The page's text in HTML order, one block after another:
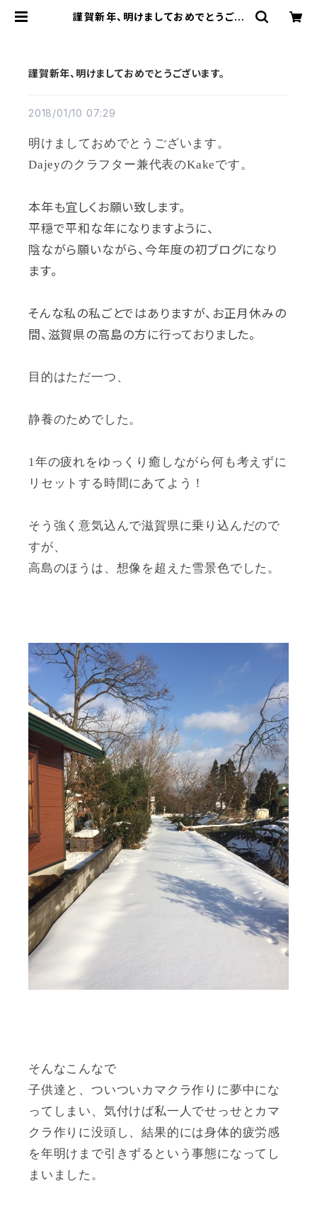
謹賀新年、明けましておめでとうござ
謹賀新年、明けましておめでとうございます。
2018/01/10 07:29
明けましておめでとうございます。
Dajeyのクラフター兼代表のKakeです。
本年も宜しくお願い致します。
平穏で平和な年になりますように、
陰ながら願いながら、今年度の初ブログになり
ます。
そんな私の私ごとではありますが、お正月休みの
間、滋賀県の高島の方に行っておりました。
目的はただ一つ、
静養のためでした。
1年の疲れをゆっくり癒しながら何も考えずに
リセットする時間にあてよう！
そう強く意気込んで滋賀県に乗り込んだので
すが、
高島のほうは、想像を超えた雪景色でした。
そんなこんなで
子供達と、ついついカマクラ作りに夢中にな
ってしまい、気付けば私一人でせっせとカマ
クラ作りに没頭し、結果的には身体的疲労感
を年明けまで引きずるという事態になってし
まいました。